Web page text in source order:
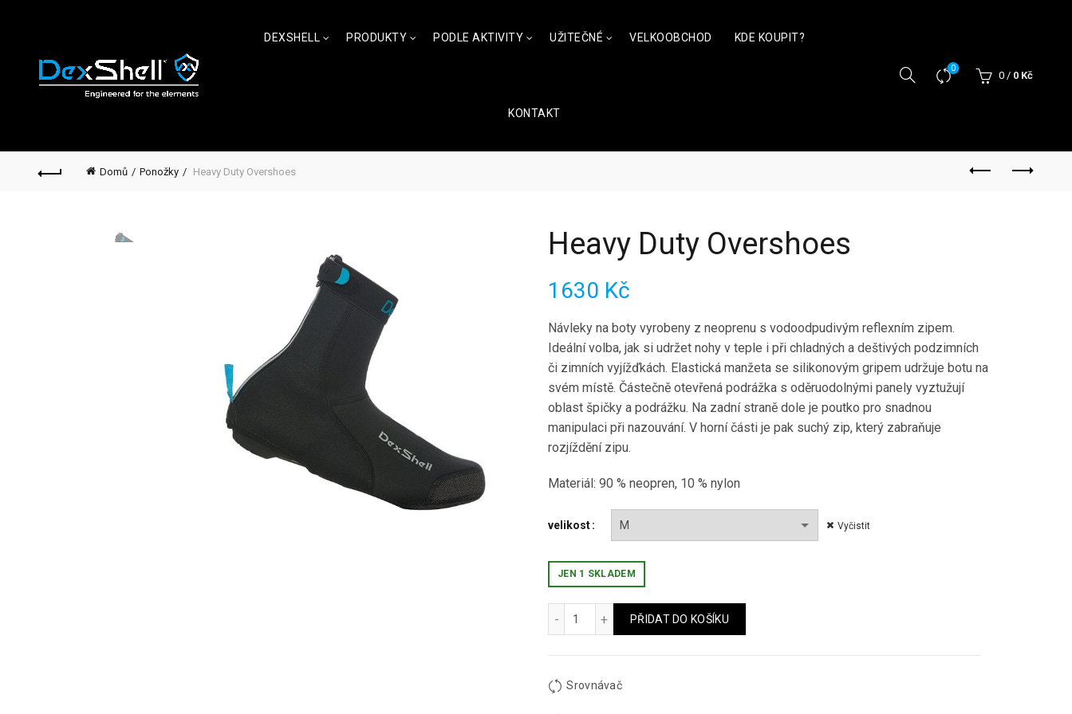
DEXSHELL PRODUKTY PODLE AKTIVITY UŽITEČNÉ VELKOOBCHOD KDE KOUPIT?
KONTAKT
0
0 / 0 Kč
Domů Ponožky Heavy Duty Overshoes
Heavy Duty Overshoes
1630 Kč
Návleky na boty vyrobeny z neoprenu s vodoodpudivým reflexním zipem.
Ideální volba, jak si udržet nohy v teple i při chladných a deštivých podzimních
či zimních vyjížďkách. Elastická manžeta se silikonovým gripem udržuje botu na
svém místě. Částečně otevřená podrážka s oděruodolnými panely vyztužují
oblast špičky a podrážku. Na zadní straně dole je poutko pro snadnou
manipulaci při nazouvání. V horní části je pak suchý zip, který zabraňuje
rozjíždění zipu.
Materiál: 90 % neopren, 10 % nylon
velikost Vyčistit
JEN 1 SKLADEM
Heavy Duty Overshoes množství
PŘIDAT DO KOŠÍKU
Srovnávač